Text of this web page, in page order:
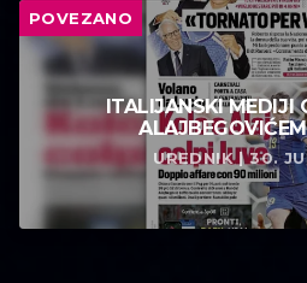
POVEZANO
ITALIJANSKI MEDIJI
UREDNIK | 30.